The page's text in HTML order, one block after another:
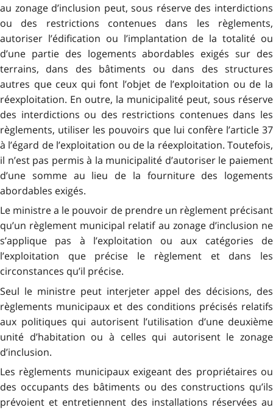
au zonage d’inclusion peut, sous réserve des interdictions
ou des restrictions contenues dans les règlements,
autoriser l’édification ou l’implantation de la totalité ou
d’une partie des logements abordables exigés sur des
terrains, dans des bâtiments ou dans des structures
autres que ceux qui font l’objet de l’exploitation ou de la
réexploitation. En outre, la municipalité peut, sous réserve
des interdictions ou des restrictions contenues dans les
règlements, utiliser les pouvoirs que lui confère l’article 37
à l’égard de l’exploitation ou de la réexploitation. Toutefois,
il n’est pas permis à la municipalité d’autoriser le paiement
d’une somme au lieu de la fourniture des logements
abordables exigés.
Le ministre a le pouvoir de prendre un règlement précisant
qu’un règlement municipal relatif au zonage d’inclusion ne
s’applique pas à l’exploitation ou aux catégories de
l’exploita­tion que précise le règlement et dans les
circonstances qu’il précise.
Seul le ministre peut interjeter appel des décisions, des
règlements municipaux et des conditions précisés relatifs
aux politiques qui autorisent l’utilisation d’une deuxième
unité d’habitation ou à celles qui autorisent le zonage
d’inclusion.
Les règlements municipaux exigeant des propriétaires ou
des occupants des bâtiments ou des constructions qu’ils
prévoient et entretiennent des installations réservées au